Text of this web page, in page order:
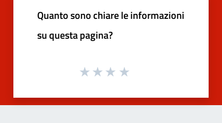
Quanto sono chiare le informazioni
su questa pagina?